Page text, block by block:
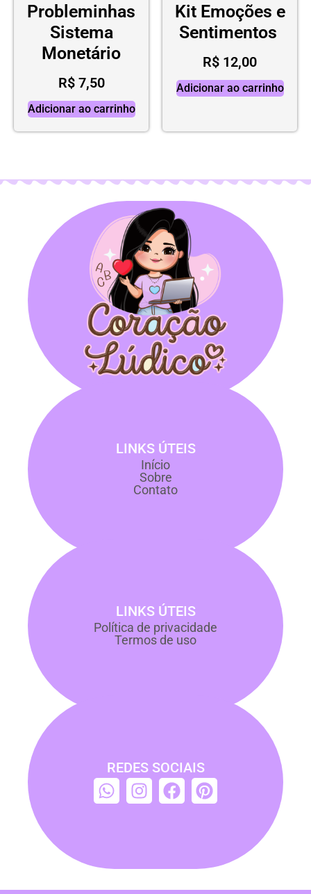
Probleminhas
Sistema
Monetário
R$7,50
Adicionar ao carrinho
Kit Emoções e
Sentimentos
R$ 12,00
Adicionar ao carrinho
LINKS ÚTEIS
Início
Sobre
Contato
LINKS ÚTEIS
Política de privacidade
Termos de uso
REDES SOCIAIS